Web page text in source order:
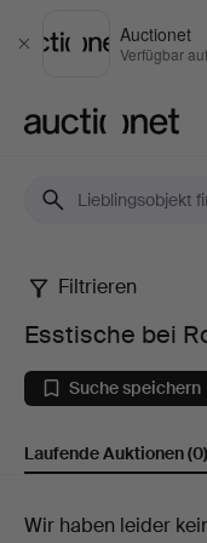
Schließen
Auctionet
Verfügbar
Esstische
bei
Roslagens
Filtrieren
Esstische bei
Suche speichern
Laufende Auktionen(0)
Laufende
Wir haben leider